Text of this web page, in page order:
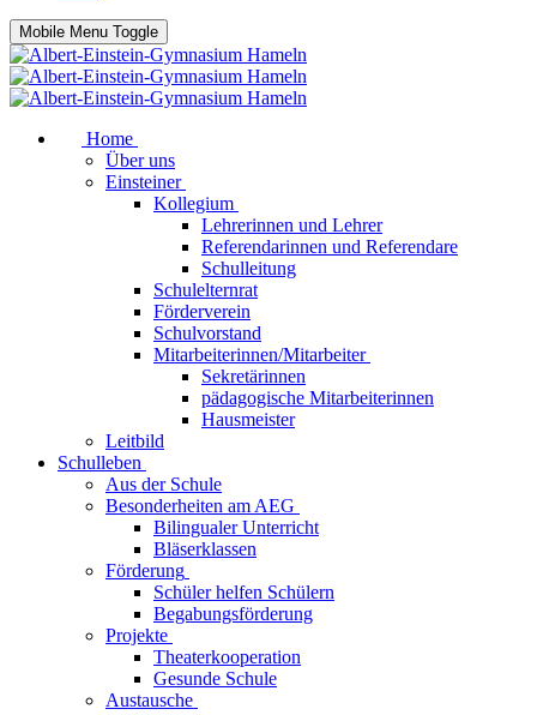
Mobile Menu Toggle
Home
Über uns
Einsteiner
Kollegium
Lehrerinnen und Lehrer
Referendarinnen und Referendare
Schulleitung
Schulelternrat
Förderverein
Schulvorstand
Mitarbeiterinnen/Mitarbeiter
Sekretärinnen
pädagogische Mitarbeiterinnen
Hausmeister
Leitbild
Schulleben
Aus der Schule
Besonderheiten am AEG
Bilingualer Unterricht
Bläserklassen
Förderung
Schüler helfen Schülern
Begabungsförderung
Projekte
Theaterkooperation
Gesunde Schule
Austausche